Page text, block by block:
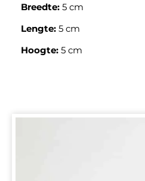
Breedte: 5 cm
Lengte: 5 cm
Hoogte: 5 cm